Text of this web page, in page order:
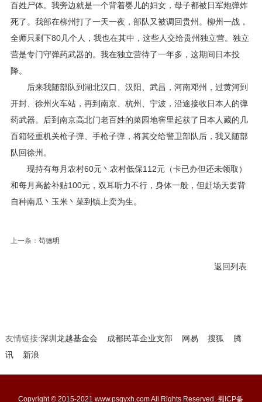
百姓尸体。我旁边就是一个背着婴儿的妇女，母子都被日军炮弹炸
死了。我部在柳州打了一天一夜，部队又被调回贵州。柳州一战，
全师只剩下80几个人，我也在其中，这些人交给贵州独立营。独立
营是专门守弹药武器的。我在独立营待了一年多，这期间日本投
降。
后来我随部队到湖北汉口、汉阳、武昌，河南邓州，过黄河到
开封、徐州火车站，再到南京、杭州、宁波，沿途接收日本人的弹
药武器。后到南京高北门老百姓的菜园地窖里起获了日本人藏的几
百箱轻重机关枪子弹、手枪子弹，将其交给警卫部队后，我又随部
队回徐州。
现持有每月农村60元丶农村低保112元（卡已办但还未领取）
和每月高龄补贴100元，双耳听力不行，身体一般，但赶场天要背
自种南瓜丶玉米丶菜到镇上卖为生。
上一条： 苟德明
返回列表
友情链接:深圳龙越基金会 成都民革企业支部 网易 搜狐
腾
讯
新浪
Copyright © 2015-2021 www.psgyxh.com All Rights Reserved.蜀ICP备